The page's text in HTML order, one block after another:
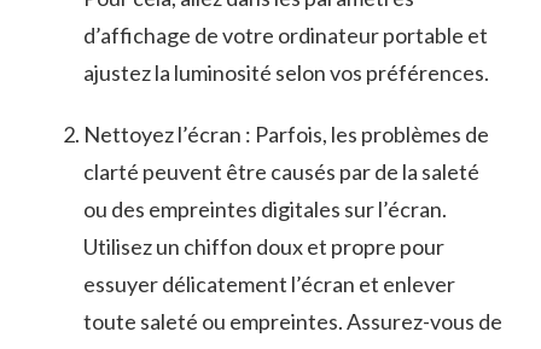
d’affichage de votre ordinateur portable et
ajustez la‌ luminosité selon vos préférences.
Nettoyez l’écran : Parfois, les​ problèmes de
clarté peuvent ⁢être causés par de la saleté​
ou​ des empreintes digitales sur l’écran.
Utilisez un ‍chiffon doux et propre pour
essuyer délicatement l’écran et enlever
⁤toute saleté ⁣ou empreintes. Assurez-vous de